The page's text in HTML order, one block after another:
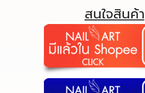
สนใจสินค้า